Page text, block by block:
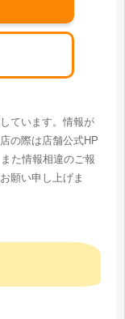
ています。情報が
の際は店舗公式HP
た情報相違のご報
願い申し上げま